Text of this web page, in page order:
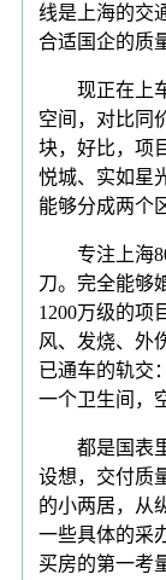
线是上海的交
合适国企的质
现正在上车
空间，对比同
块，好比，项
悦城、实如星
能够分成两个
专注上海
刀。完全能够
1200万级的项
风、发烧、外
已通车的轨交
一个卫生间，
都是国表里
设想，交付质
的小两居，从
一些具体的采
买房的第一考